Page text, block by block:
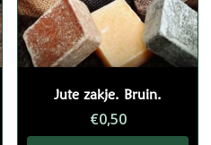
Jute zakje. Bruin.
€0,50